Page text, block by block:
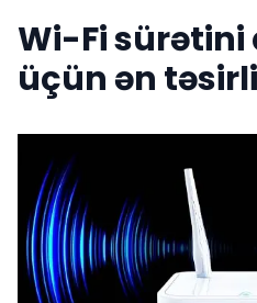
Wi-Fi sürətini
üçün ən